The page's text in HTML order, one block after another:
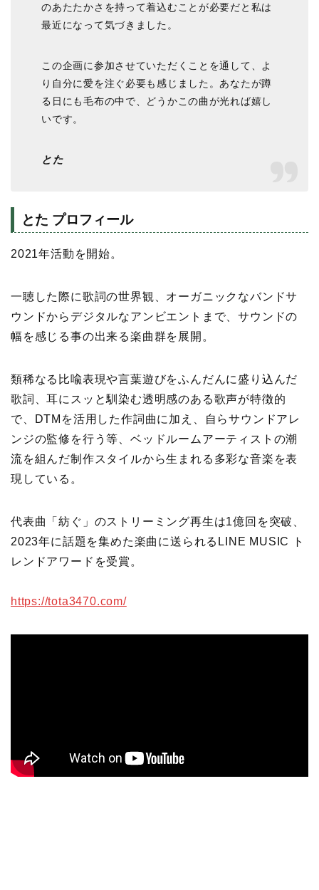
のあたたかさを持って着込むことが必要だと私は
最近になって気づきました。
この企画に参加させていただくことを通して、よ
り自分に愛を注ぐ必要も感じました。あなたが蹲
る日にも毛布の中で、どうかこの曲が光れば嬉し
いです。
とた
とた プロフィール
2021年活動を開始。
一聴した際に歌詞の世界観、オーガニックなバンドサ
ウンドからデジタルなアンビエントまで、サウンドの
幅を感じる事の出来る楽曲群を展開。
類稀なる比喩表現や言葉遊びをふんだんに盛り込んだ
歌詞、耳にスッと馴染む透明感のある歌声が特徴的
で、DTMを活用した作詞曲に加え、自らサウンドアレ
ンジの監修を行う等、ベッドルームアーティストの潮
流を組んだ制作スタイルから生まれる多彩な音楽を表
現している。
代表曲「紡ぐ」のストリーミング再生は1億回を突破、
2023年に話題を集めた楽曲に送られるLINE MUSIC ト
レンドアワードを受賞。
https://tota3470.com/